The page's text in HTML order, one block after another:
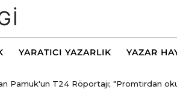
YARATICI YAZARLIK YAZAR
Pamuk'un T24 Röportajı; "Promtırdan